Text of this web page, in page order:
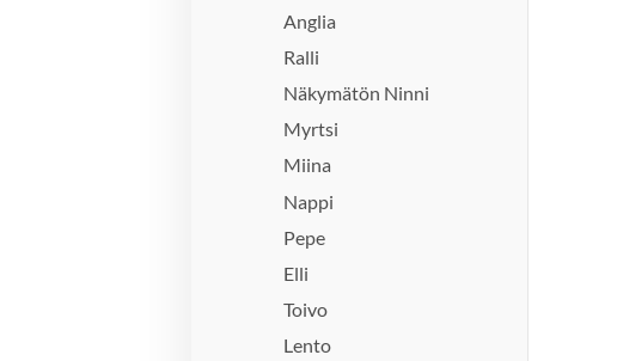
Anglia
Ralli
Näkymätön Ninni
Myrtsi
Miina
Nappi
Pepe
Elli
Toivo
Lento